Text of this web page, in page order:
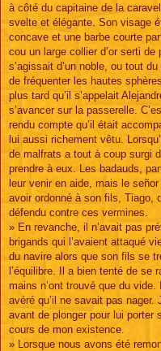
à côté du capitaine de la
svelte et élégante. Son visage
concave et une barbe courte
cou un large collier d’or serti
s’agissait d’un noble, ou tout
de fréquenter les hautes
plus tard qu’il s’appelait
s’avancer sur la passerelle.
rendu compte qu’il était
lui aussi richement vêtu.
de malfrats a tout à coup surgi
prendre à eux. Les badauds,
leur venir en aide, mais le
avoir ordonné à son fils, Tiago,
défendu contre ces vermines.
» En revanche, il n’avait pas
brigands qui l’avaient attaqué
du navire alors que son fils se
l’équilibre. Il a bien tenté de se
mains n’ont trouvé que du
avéré qu’il ne savait pas nager.
avant de plonger pour lui
cours de mon existence.
» Lorsque nous avons été